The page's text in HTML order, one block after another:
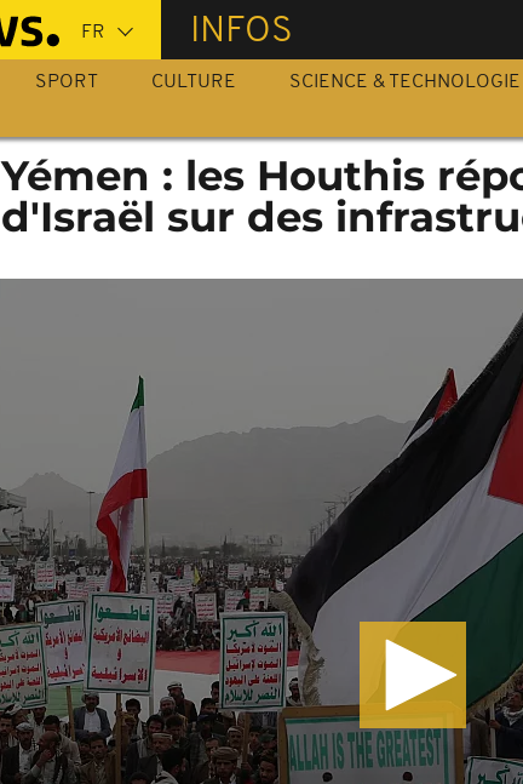
INFOS
SPORT CULTURE SCIENCE & TECHNOLOGIE
Yémen : les Houthis
d'Israël sur des